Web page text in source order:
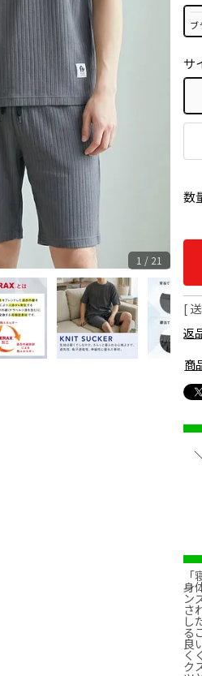
1 / 21
ブ
サ
数
返
商
身
ン
さ
し
る
良
く
ク